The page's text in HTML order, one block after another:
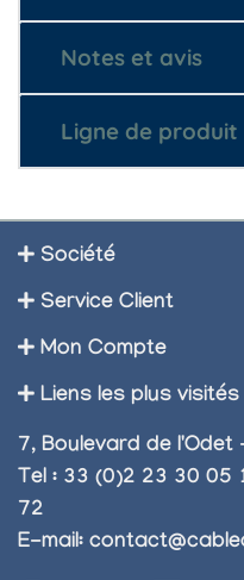
Notes et avis
Ligne de produit
Société
Service Client
Mon Compte
Liens les plus visités
7, Boulevard de
Tel : 33 (0)2 23 30
72
E-mail: